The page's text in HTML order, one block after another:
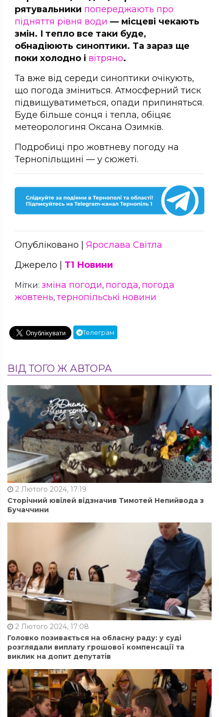
рятувальники попереджають про
підняття рівня води — місцеві чекають
змін. І тепло все таки буде,
обнадіюють синоптики. Та зараз ще
поки холодно і вітряно.
Та вже від середи синоптики очікують,
що погода зміниться. Атмосферний тиск
підвищуватиметься, опади припиняться.
Буде більше сонця і тепла, обіцяє
метеорологиня Оксана Озимків.
Подробиці про жовтневу погоду на
Тернопільщині — у сюжеті.
Опубліковано | Ярослава Світла
Джерело | Т1 Новини
Мітки: зміна погоди, погода, погода
жовтень, тернопільські новини
Телеграм
ВІД ТОГО Ж АВТОРА
2 Лютого 2024, 17:19
Сторічний ювілей відзначив Тимотей Непийвода з
Бучаччини
2 Лютого 2024, 17:08
Головко позивається на обласну раду: у суді
розглядали виплату грошової компенсації та
виклик на допит депутатів